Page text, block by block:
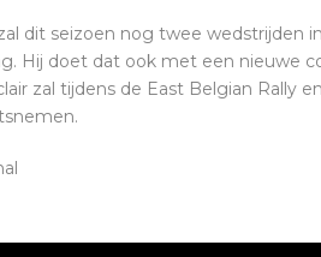
dit seizoen nog twee wedstrijden
Hij doet dat ook met een nieuwe
zal tijdens de East Belgian Rally